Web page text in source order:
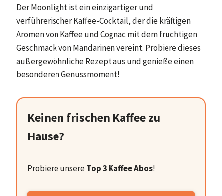
Der Moonlight ist ein einzigartiger und
verführerischer Kaffee-Cocktail, der die kräftigen
Aromen von Kaffee und Cognac mit dem fruchtigen
Geschmack von Mandarinen vereint. Probiere dieses
außergewöhnliche Rezept aus und genieße einen
besonderen Genussmoment!
Keinen frischen Kaffee zu
Hause?
Probiere unsereTop 3 Kaffee Abos!